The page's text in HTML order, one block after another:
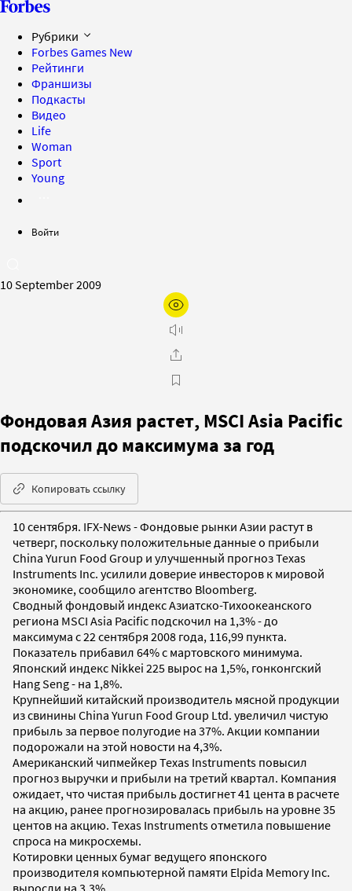
Рубрики
Forbes Games New
Рейтинги
Франшизы
Подкасты
Видео
Life
Woman
Sport
Young
Войти
10 September 2009
Фондовая Азия растет, MSCI Asia Pacific
подскочил до максимума за год
Копировать ссылку
10 сентября. IFX-News - Фондовые рынки Азии растут в
четверг, поскольку положительные данные о прибыли
China Yurun Food Group и улучшенный прогноз Texas
Instruments Inc. усилили доверие инвесторов к мировой
экономике, сообщило агентство Bloomberg.
Сводный фондовый индекс Азиатско-Тихоокеанского
региона MSCI Asia Pacific подскочил на 1,3% - до
максимума с 22 сентября 2008 года, 116,99 пункта.
Показатель прибавил 64% с мартовского минимума.
Японский индекс Nikkei 225 вырос на 1,5%, гонконгский
Hang Seng - на 1,8%.
Крупнейший китайский производитель мясной продукции
из свинины China Yurun Food Group Ltd. увеличил чистую
прибыль за первое полугодие на 37%. Акции компании
подорожали на этой новости на 4,3%.
Американский чипмейкер Texas Instruments повысил
прогноз выручки и прибыли на третий квартал. Компания
ожидает, что чистая прибыль достигнет 41 цента в расчете
на акцию, ранее прогнозировалась прибыль на уровне 35
центов на акцию. Texas Instruments отметила повышение
спроса на микросхемы.
Котировки ценных бумаг ведущего японского
производителя компьютерной памяти Elpida Memory Inc.
выросли на 3,3%.